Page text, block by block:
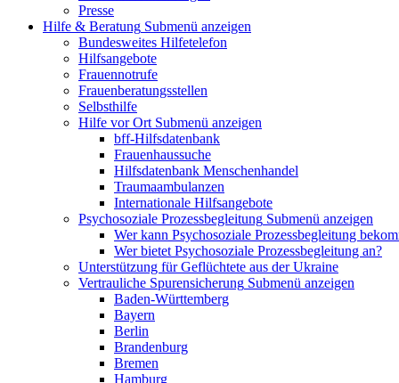
Presse
Hilfe & Beratung Submenü anzeigen
Bundesweites Hilfetelefon
Hilfsangebote
Frauennotrufe
Frauenberatungsstellen
Selbsthilfe
Hilfe vor Ort Submenü anzeigen
bff-Hilfsdatenbank
Frauenhaussuche
Hilfsdatenbank Menschenhandel
Traumaambulanzen
Internationale Hilfsangebote
Psychosoziale Prozessbegleitung Submenü anzeigen
Wer kann Psychosoziale Prozessbegleitung
Wer bietet Psychosoziale Prozessbegleitung an?
Unterstützung für Geflüchtete aus der Ukraine
Vertrauliche Spurensicherung Submenü anzeigen
Baden-Württemberg
Bayern
Berlin
Brandenburg
Bremen
Hamburg